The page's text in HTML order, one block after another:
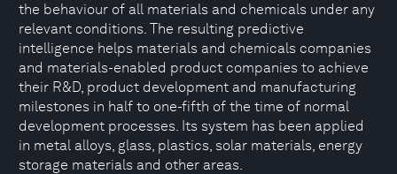
the behaviour of all materials and chemicals under any
relevant conditions. The resulting predictive
intelligence helps materials and chemicals companies
and materials-enabled product companies to achieve
their R&D, product development and manufacturing
milestones in half to one-fifth of the time of normal
development processes. Its system has been applied
in metal alloys, glass, plastics, solar materials, energy
storage materials and other areas.